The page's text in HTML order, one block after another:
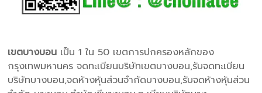
เขตบางบอน เป็น 1 ใน 50 เขตการปกครองหลักของ
กรุงเทพมหานคร จดทะเบียนบริษัทเขตบางบอน,รับจดทะเบียน
บริษัทบางบอน,จดห้างหุ้นส่วนจำกัดบางบอน,รับจดห้างหุ้นส่วน